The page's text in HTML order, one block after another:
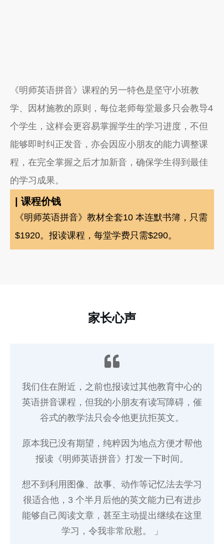
《明师英语拼音》课程的另一特色是坚守小班教
学、因材施教的原则，每位老师每堂最多只会教导4
个学生，这样会更容易掌握学生的学习进度，不但
能够即时纠正发音，亦会因应小朋友的能力调整课
程，在完全掌握之后才加新音，确保学生得到最佳
的学习成果。
| 课程价钱
《明师英语拼音》教材全套10 本连默书簿，只需
$1920。报读课程，每堂学费只需$290。
家长心声
我们住在附近，之前也报读过其他教育中心的
英语拼音课程，但我的小朋友有读写障碍，催
谷式的教学法只会令他更抗拒英文。
原本我已没有期望，纯粹因为地点方便才帮他
报读《明师英语拼音》打发一下时间。
想不到利用图像、故事、动作等记忆法去学习
很适合他，3 个半月后他的英文能力已有进步
能够自己阅读文章，甚至主动提出继续在这里
学习，令我非常欣慰。 」